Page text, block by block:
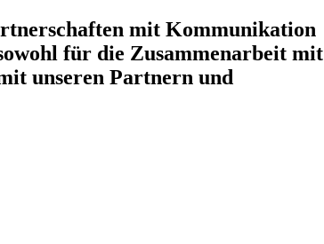
mit Kommunikation
für die Zusammenarbeit mit
unseren Partnern und